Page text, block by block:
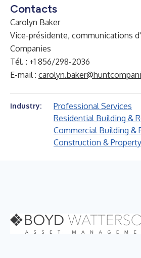
Contacts
Carolyn Baker
Vice-présidente, communications
Companies
Tél. : +1 856/298-2036
E-mail :
Industry:
Professional Services
Residential Building &
Commercial Building &
Construction & Property